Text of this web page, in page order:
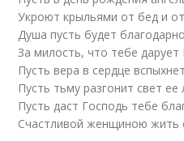
Укроют крыльями от бед и
Душа пусть будет
За милость, что тебе дарует
Пусть вера в сердце
Пусть тьму разгонит свет ее
Пусть даст Господь тебе
Счастливой женщиною жить